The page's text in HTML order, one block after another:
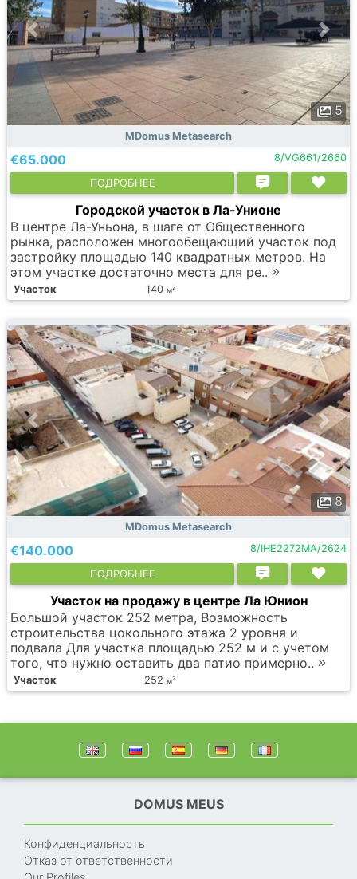
5
MDomus Metasearch
€65.000 8/VG661/2660
ПОДРОБНЕЕ
Городской участок в Ла-Унионе
В центре Ла-Уньона, в шаге от Общественного
рынка, расположен многообещающий участок под
застройку площадью 140 квадратных метров. На
этом участке достаточно места для ре..
Участок 140 м2
8
MDomus Metasearch
€140.000 8/IHE2272MA/2624
ПОДРОБНЕЕ
Участок на продажу в центре Ла Юнион
Большой участок 252 метра, Возможность
строительства цокольного этажа 2 уровня и
подвала Для участка площадью 252 м и с учетом
того, что нужно оставить два патио примерно..
Участок 252 м2
DOMUS MEUS
Конфиденциальность
Отказ от ответственности